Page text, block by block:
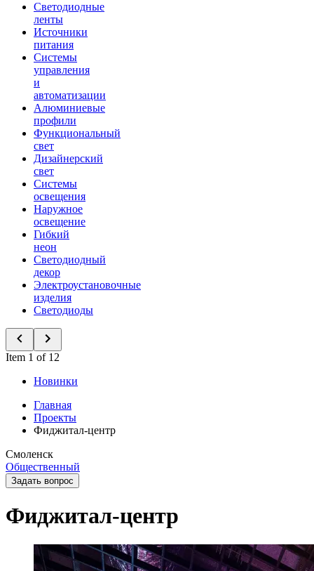
Светодиодные
ленты
Источники
питания
Системы
управления
и
автоматизации
Алюминиевые
профили
Функциональный
свет
Дизайнерский
свет
Системы
освещения
Наружное
освещение
Гибкий
неон
Светодиодный
декор
Электроустановочные
изделия
Светодиоды
Item 1 of 12
Новинки
Главная
Проекты
Фиджитал-центр
Смоленск
Общественный
Задать вопрос
Фиджитал-центр